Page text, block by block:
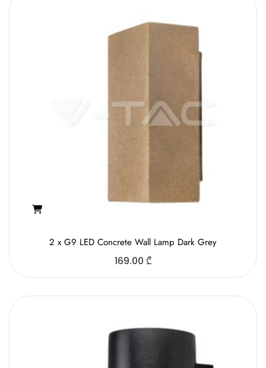
2 x G9 LED Concrete Wall Lamp Dark Grey
169.00 ₾